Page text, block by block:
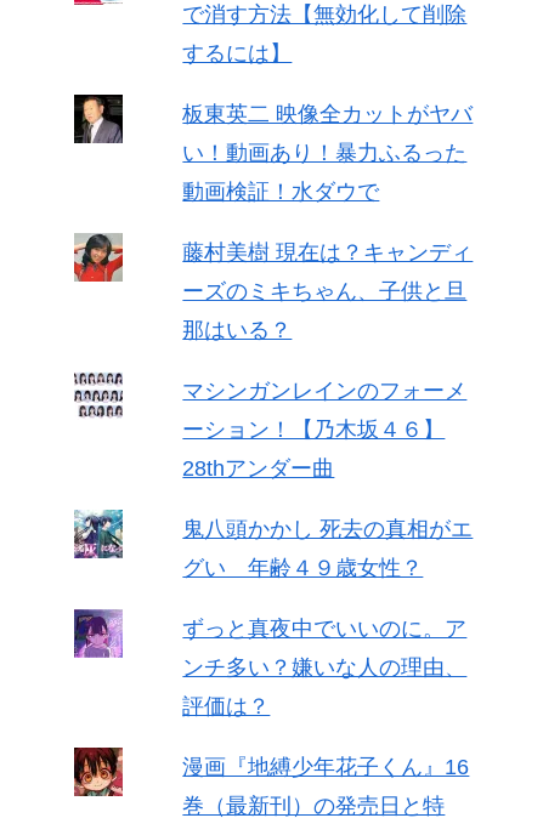
で消す方法【無効化して削除
するには】
板東英二 映像全カットがヤバ
い！動画あり！暴力ふるった
動画検証！水ダウで
藤村美樹 現在は？キャンディ
ーズのミキちゃん、子供と旦
那はいる？
マシンガンレインのフォーメ
ーション！【乃木坂４６】
28thアンダー曲
鬼八頭かかし 死去の真相がエ
グい 年齢４９歳女性？
ずっと真夜中でいいのに。ア
ンチ多い？嫌いな人の理由、
評価は？
漫画『地縛少年花子くん』16
巻（最新刊）の発売日と特